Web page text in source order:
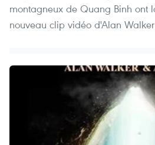
montagneux de Quang Binh ont
nouveau clip vidéo d'Alan